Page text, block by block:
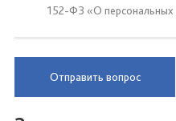
152-ФЗ «О персональных
Отправить вопрос